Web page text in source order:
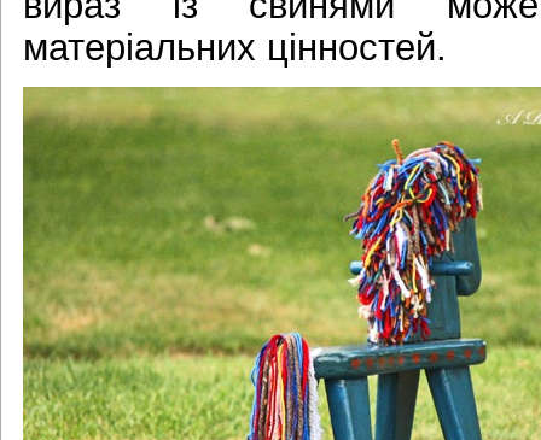
матеріальних цінностей.